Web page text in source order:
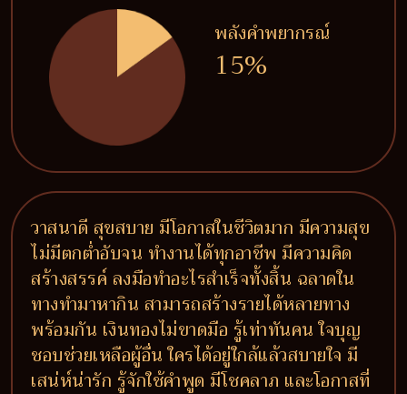
พลังคำพยากรณ์
15%
วาสนาดี สุขสบาย มีโอกาสในชีวิตมาก มีความสุข
ไม่มีตกต่ำอับจน ทำงานได้ทุกอาชีพ มีความคิด
สร้างสรรค์ ลงมือทำอะไรสำเร็จทั้งสิ้น ฉลาดใน
ทางทำมาหากิน สามารถสร้างรายได้หลายทาง
พร้อมกัน เงินทองไม่ขาดมือ รู้เท่าทันคน ใจบุญ
ชอบช่วยเหลือผู้อื่น ใครได้อยู่ใกล้แล้วสบายใจ มี
เสน่ห์น่ารัก รู้จักใช้คำพูด มีโชคลาภ และโอกาสที่